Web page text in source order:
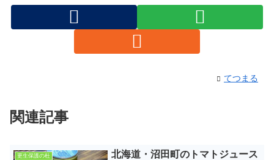
てつまる
関連記事
更生保護の杜
北海道・沼田町のトマトジュース